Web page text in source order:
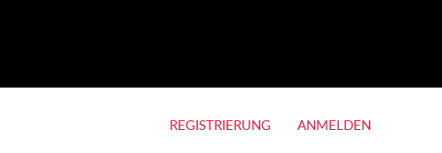
REGISTRIERUNG ANMELDEN